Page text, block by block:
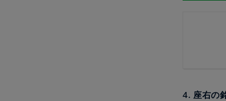
4. 座右の